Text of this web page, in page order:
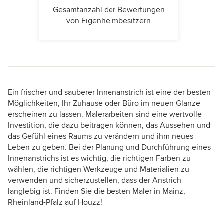
Gesamtanzahl der Bewertungen
von Eigenheimbesitzern
Ein frischer und sauberer Innenanstrich ist eine der besten
Möglichkeiten, Ihr Zuhause oder Büro im neuen Glanze
erscheinen zu lassen. Malerarbeiten sind eine wertvolle
Investition, die dazu beitragen können, das Aussehen und
das Gefühl eines Raums zu verändern und ihm neues
Leben zu geben. Bei der Planung und Durchführung eines
Innenanstrichs ist es wichtig, die richtigen Farben zu
wählen, die richtigen Werkzeuge und Materialien zu
verwenden und sicherzustellen, dass der Anstrich
langlebig ist. Finden Sie die besten Maler in Mainz,
Rheinland-Pfalz auf Houzz!